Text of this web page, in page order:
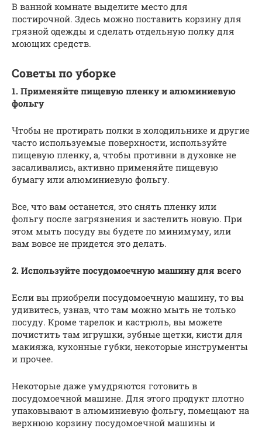
В ванной комнате выделите место для
постирочной. Здесь можно поставить корзину для
грязной одежды и сделать отдельную полку для
моющих средств.
Советы по уборке
1. Применяйте пищевую пленку и алюминиевую
фольгу
Чтобы не протирать полки в холодильнике и другие
часто используемые поверхности, используйте
пищевую пленку, а, чтобы противни в духовке не
засаливались, активно применяйте пищевую
бумагу или алюминиевую фольгу.
Все, что вам останется, это снять пленку или
фольгу после загрязнения и застелить новую. При
этом мыть посуду вы будете по минимуму, или
вам вовсе не придется это делать.
2. Используйте посудомоечную машину для всего
Если вы приобрели посудомоечную машину, то вы
удивитесь, узнав, что там можно мыть не только
посуду. Кроме тарелок и кастрюль, вы можете
почистить там игрушки, зубные щетки, кисти для
макияжа, кухонные губки, некоторые инструменты
и прочее.
Некоторые даже умудряются готовить в
посудомоечной машине. Для этого продукт плотно
упаковывают в алюминиевую фольгу, помещают на
верхнюю корзину посудомоечной машины и